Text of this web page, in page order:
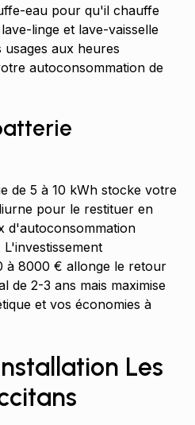
eau pour qu'il chauffe
linge et lave-vaisselle
aux heures
autoconsommation de
de 5 à 10 kWh stocke votre
pour le restituer en
d'autoconsommation
à 8000 € allonge le retour
de 2-3 ans mais maximise
et vos économies à
Les